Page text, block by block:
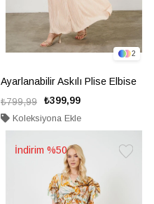
2
Ayarlanabilir Askılı Plise Elbise
₺399,99
₺799,99
Koleksiyona Ekle
%50